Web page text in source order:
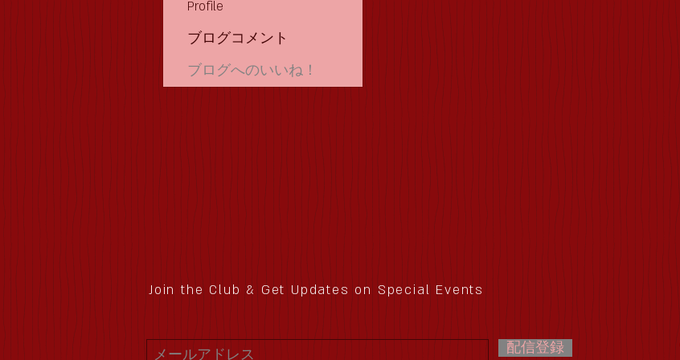
Profile
ブログコメント
ブログへのいいね！
配信登録
Join the Club & Get Updates on Special Events